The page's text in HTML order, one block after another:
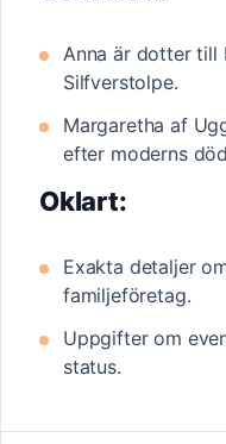
Anna är dotter till
Silfverstolpe.
Margaretha af
efter moderns
Oklart:
Exakta detaljer
familjeföretag.
Uppgifter om
status.